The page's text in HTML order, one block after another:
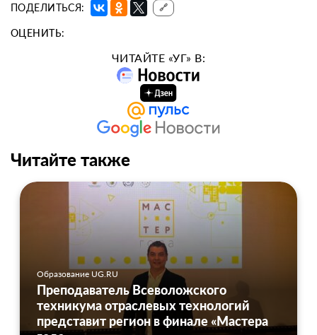
ПОДЕЛИТЬСЯ: 🔗
ОЦЕНИТЬ:
ЧИТАЙТЕ «УГ» В:
Читайте также
Образование UG.RU
Преподаватель Всеволожского
техникума отраслевых технологий
представит регион в финале «Мастера